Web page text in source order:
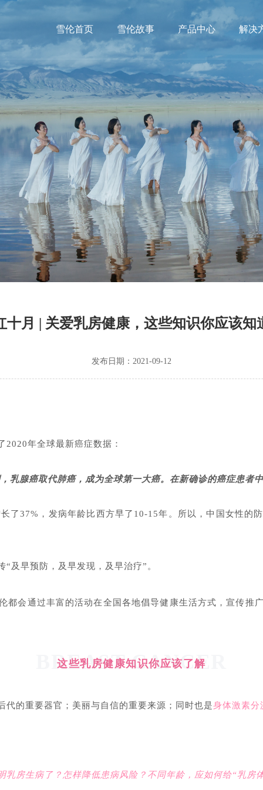
雪伦首页 雪伦故事 产品中心 解决
十月 | 关爱乳房健康，这些知识你应该知
发布日期：2021-09-12
年全球最新癌症数据：
乳腺癌取代肺癌，成为全球第一大癌。在新确诊的癌症患者
了37%，发病年龄比西方早了10-15年。所以，中国女性的
及早预防，及早发现，及早治疗”。
都会通过丰富的活动在全国各地倡导健康生活方式，宣传推
BREAST CANCER
这些乳房健康知识你应该了解
代的重要器官；美丽与自信的重要来源；同时也是身体激素分
房生病了？怎样降低患病风险？不同年龄，应如何给“乳房